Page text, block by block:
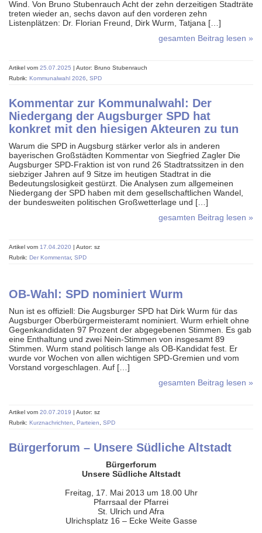
Wind. Von Bruno Stubenrauch Acht der zehn derzeitigen Stadträte
treten wieder an, sechs davon auf den vorderen zehn
Listenplätzen: Dr. Florian Freund, Dirk Wurm, Tatjana […]
gesamten Beitrag lesen »
Artikel vom 25.07.2025 | Autor: Bruno Stubenrauch
Rubrik: Kommunalwahl 2026 SPD
Kommentar zur Kommunalwahl: Der
Niedergang der Augsburger SPD hat
konkret mit den hiesigen Akteuren zu tun
Warum die SPD in Augsburg stärker verlor als in anderen
bayerischen Großstädten Kommentar von Siegfried Zagler Die
Augsburger SPD-Fraktion ist von rund 26 Stadtratssitzen in den
siebziger Jahren auf 9 Sitze im heutigen Stadtrat in die
Bedeutungslosigkeit gestürzt. Die Analysen zum allgemeinen
Niedergang der SPD haben mit dem gesellschaftlichen Wandel,
der bundesweiten politischen Großwetterlage und […]
gesamten Beitrag lesen »
Artikel vom 17.04.2020 | Autor: sz
Rubrik: Der Kommentar, SPD
OB-Wahl: SPD nominiert Wurm
Nun ist es offiziell: Die Augsburger SPD hat Dirk Wurm für das
Augsburger Oberbürgermeisteramt nominiert. Wurm erhielt ohne
Gegenkandidaten 97 Prozent der abgegebenen Stimmen. Es gab
eine Enthaltung und zwei Nein-Stimmen von insgesamt 89
Stimmen. Wurm stand politisch lange als OB-Kandidat fest. Er
wurde vor Wochen von allen wichtigen SPD-Gremien und vom
Vorstand vorgeschlagen. Auf […]
gesamten Beitrag lesen »
Artikel vom 20.07.2019 | Autor: sz
Rubrik: Kurznachrichten Parteien SPD
Bürgerforum – Unsere Südliche Altstadt
Bürgerforum
Unsere Südliche Altstadt
Freitag, 17. Mai 2013 um 18.00 Uhr
Pfarrsaal der Pfarrei
St. Ulrich und Afra
Ulrichsplatz 16 – Ecke Weite Gasse